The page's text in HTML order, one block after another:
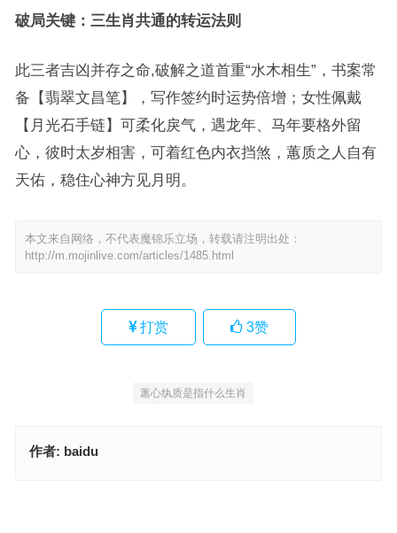
破局关键：三生肖共通的转运法则
此三者吉凶并存之命,破解之道首重“水木相生”，书案常
备【翡翠文昌笔】，写作签约时运势倍增；女性佩戴
【月光石手链】可柔化戾气，遇龙年、马年要格外留
心，彼时太岁相害，可着红色内衣挡煞，蕙质之人自有
天佑，稳住心神方见月明。
本文来自网络，不代表魔锦乐立场，转载请注明出处：
http://m.mojinlive.com/articles/1485.html
打赏 3赞
蕙心纨质是指什么生肖
作者: baidu